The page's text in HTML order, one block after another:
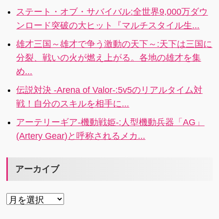
イ時間は無制
限！装備を集
めてオシャレ
を楽しんだり
かわいいペッ
トと一緒に冒
う！
ステート・オブ・サバイバル:全世界9,000万ダウ
ンロード突破の大ヒット『マルチスタイル生...
雄才三国～雄才で争う激動の天下～:天下は三国に
分裂、戦いの火が燃え上がる。各地の雄才を集
め...
伝説対決 -Arena of Valor-:5v5のリアルタイム対
戦！自分のスキルを相手に...
アーテリーギア-機動戦姫-:人型機動兵器「AG」
(Artery Gear)と呼称されるメカ...
アーカイブ
ア